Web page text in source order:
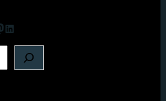
LinkedIn